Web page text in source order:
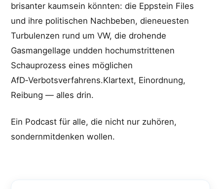
brisanter kaumsein könnten: die Eppstein Files
und ihre politischen Nachbeben, dieneuesten
Turbulenzen rund um VW, die drohende
Gasmangellage undden hochumstrittenen
Schauprozess eines möglichen
AfD‑Verbotsverfahrens.Klartext, Einordnung,
Reibung — alles drin.
Ein Podcast für alle, die nicht nur zuhören,
sondernmitdenken wollen.